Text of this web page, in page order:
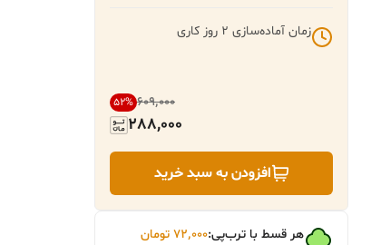
زمان آماده‌سازی 2 روز کاری
۶۰۹٬۰۰۰ 52%
288,000
افزودن به سبد خرید
هر قسط با ترب‌پی:۷۲٬۰۰۰ تومان